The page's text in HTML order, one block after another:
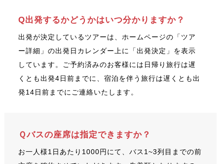
Q出発するかどうかはいつ分かりますか？
出発が決定しているツアーは、ホームページの「ツア
ー詳細」の出発日カレンダー上に「出発決定」を表示
しています。ご予約済みのお客様には日帰り旅行は遅
くとも出発4日前までに、宿泊を伴う旅行は遅くとも出
発14日前までにご連絡いたします。
Ｑバスの座席は指定できますか？
お一人様1日あたり1000円にて、バス1~3列目までの前